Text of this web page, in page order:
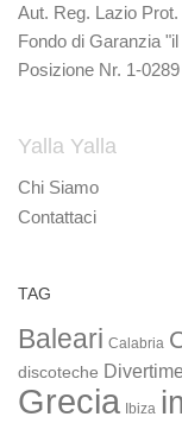
Aut. Reg. Lazio
Fondo di Garanzia
Posizione Nr. 1-0289
Yalla Yalla
Chi Siamo
Contattaci
TAG
Baleari Calabria
discoteche
Grecia Ibiza